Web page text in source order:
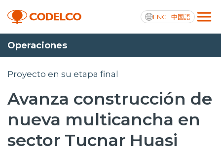
ENG 中国語
Transparencia activa
Operaciones
Proyecto en su etapa final
Avanza construcción de
nueva multicancha en
sector Tucnar Huasi